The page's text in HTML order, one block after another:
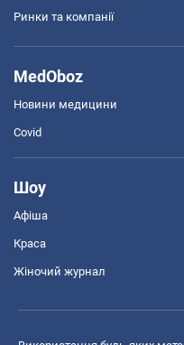
Ринки та компанії
MedOboz
Новини медицини
Covid
Шоу
Афіша
Краса
Жіночий журнал